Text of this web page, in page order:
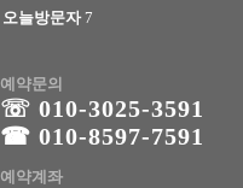
오늘방문자 7
예약문의
☏ 010-3025-3591
☎ 010-8597-7591
예약계좌